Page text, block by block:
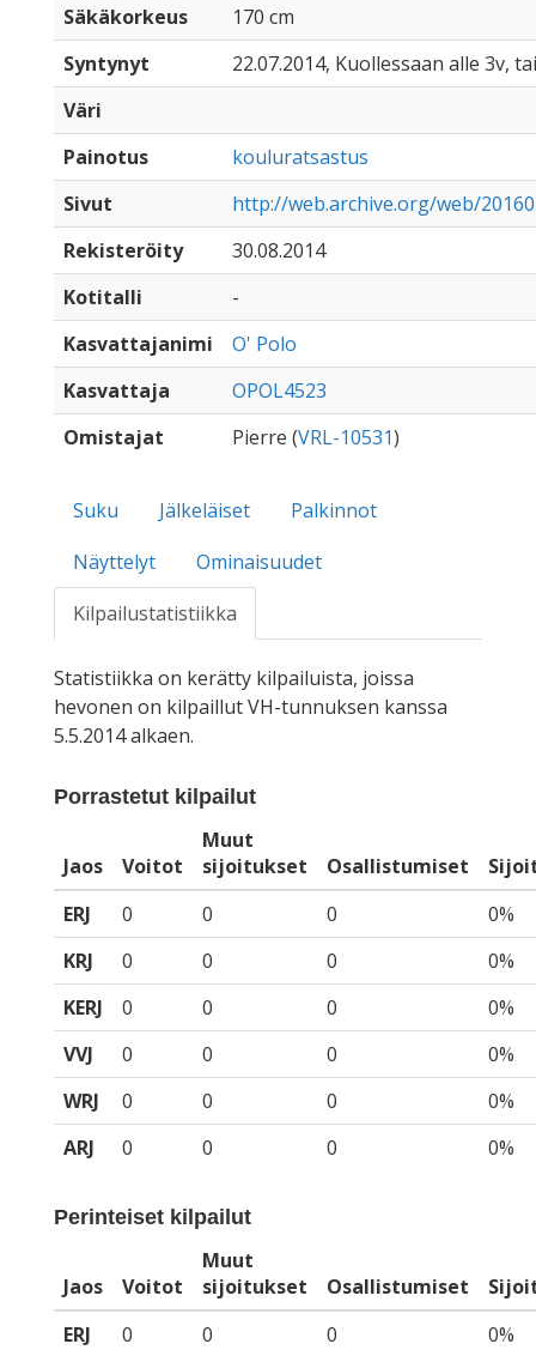
Säkäkorkeus
170 cm
Syntynyt
22.07.2014, Kuollessaan alle 3v,
Väri
Painotus
kouluratsastus
Sivut
http://web.archive.org/web/
Rekisteröity
30.08.2014
Kotitalli
-
Kasvattajanimi
O' Polo
Kasvattaja
OPOL4523
Omistajat
Pierre (VRL-10531)
Suku Jälkeläiset
Palkinnot
Näyttelyt
Ominaisuudet
Kilpailustatistiikka
Statistiikka on kerätty kilpailuista, joissa
hevonen on kilpaillut VH-tunnuksen kanssa
5.5.2014 alkaen.
Porrastetut kilpailut
Jaos Voitot
Muut
sijoitukset
Osallistumiset
ERJ
0 0 0
0%
KRJ
0 0 0
0%
KERJ
0 0 0
0%
VVJ
0 0 0
0%
WRJ
0 0 0
0%
ARJ
0 0 0 0%
Perinteiset kilpailut
Jaos Voitot
Muut
sijoitukset
Osallistumiset
ERJ
0 0 0 0%